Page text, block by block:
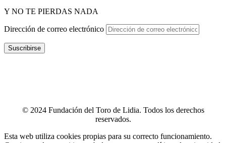
Y NO TE PIERDAS NADA
Dirección de correo electrónico
Suscribirse
© 2024 Fundación del Toro de Lidia. Todos los derechos
reservados.
Esta web utiliza cookies propias para su correcto funcionamiento.